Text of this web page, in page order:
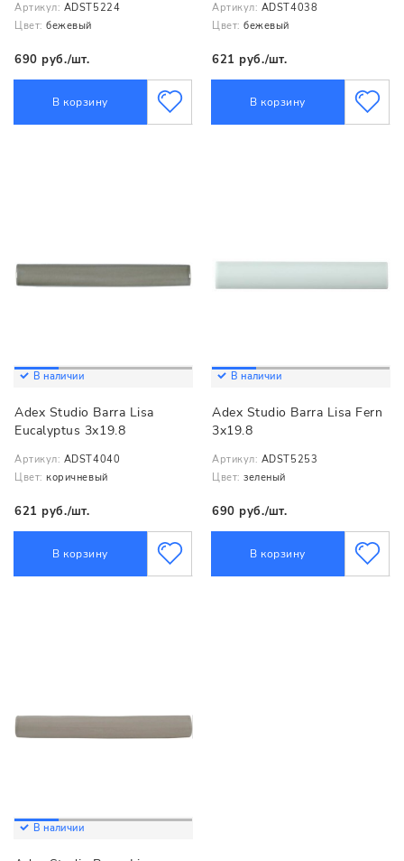
Артикул: ADST5224
Цвет: бежевый
690 руб./шт.
В корзину
Артикул: ADST4038
Цвет: бежевый
621 руб./шт.
В корзину
В наличии
Adex Studio Barra Lisa
Eucalyptus 3x19.8
Артикул: ADST4040
Цвет: коричневый
621 руб./шт.
В корзину
В наличии
Adex Studio Barra Lisa Fern
3x19.8
Артикул: ADST5253
Цвет: зеленый
690 руб./шт.
В корзину
В наличии